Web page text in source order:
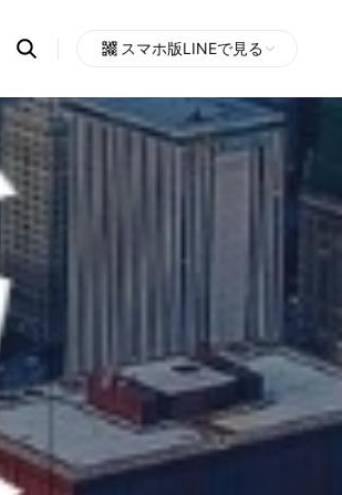
Search
OpenChats
messages
search
area
スマホ版LINEで見る